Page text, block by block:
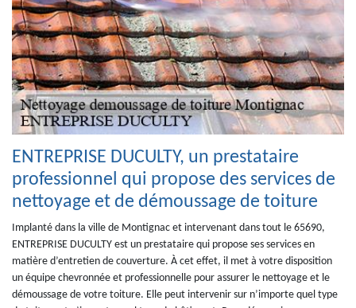
ENTREPRISE DUCULTY, un prestataire
professionnel qui propose des services de
nettoyage et de démoussage de toiture
Implanté dans la ville de Montignac et intervenant dans tout le 65690,
ENTREPRISE DUCULTY est un prestataire qui propose ses services en
matière d’entretien de couverture. À cet effet, il met à votre disposition
un équipe chevronnée et professionnelle pour assurer le nettoyage et le
démoussage de votre toiture. Elle peut intervenir sur n’importe quel type